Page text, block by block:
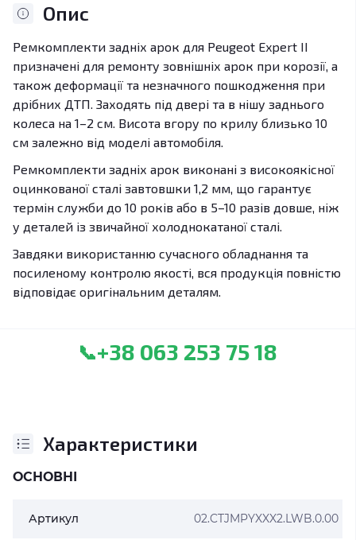
Опис
Ремкомплекти задніх арок для Peugeot Expert II
призначені для ремонту зовнішніх арок при корозії, а
також деформації та незначного пошкодження при
дрібних ДТП. Заходять під двері та в нішу заднього
колеса на 1–2 см. Висота вгору по крилу близько 10
см залежно від моделі автомобіля.
Ремкомплекти задніх арок виконані з високоякісної
оцинкованої сталі завтовшки 1,2 мм, що гарантує
термін служби до 10 років або в 5–10 разів довше, ніж
у деталей із звичайної холоднокатаної сталі.
Завдяки використанню сучасного обладнання та
посиленому контролю якості, вся продукція повністю
відповідає оригінальним деталям.
📞+38 063 253 75 18
Характеристики
ОСНОВНІ
Артикул 02.CTJMPYXXX2.LWB.0.00